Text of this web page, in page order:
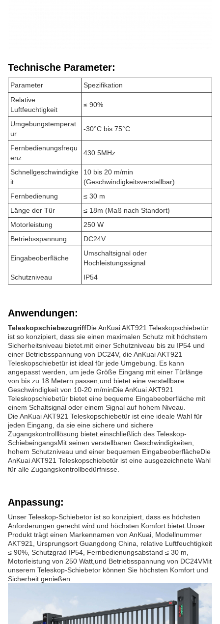
Technische Parameter:
Parameter
Spezifikation
Relative
Luftfeuchtigkeit
≤ 90%
Umgebungstemperat
ur
-30°C bis 75°C
Fernbedienungsfrequ
enz
430.5MHz
Schnellgeschwindigke
it
10 bis 20 m/min
(Geschwindigkeitsverstellbar)
Fernbedienung
≤ 30 m
Länge der Tür
≤ 18m (Maß nach Standort)
Motorleistung
250 W
Betriebsspannung
DC24V
Eingabeoberfläche
Umschaltsignal oder
Hochleistungssignal
Schutzniveau
IP54
Anwendungen:
TeleskopschiebezugriffDie AnKuai AKT921 Teleskopschiebetür
ist so konzipiert, dass sie einen maximalen Schutz mit höchstem
Sicherheitsniveau bietet.mit einer Schutzniveau bis zu IP54 und
einer Betriebsspannung von DC24V, die AnKuai AKT921
Teleskopschiebetür ist ideal für jede Umgebung. Es kann
angepasst werden, um jede Größe Eingang mit einer Türlänge
von bis zu 18 Metern passen,und bietet eine verstellbare
Geschwindigkeit von 10-20 m/minDie AnKuai AKT921
Teleskopschiebetür bietet eine bequeme Eingabeoberfläche mit
einem Schaltsignal oder einem Signal auf hohem Niveau.
Die AnKuai AKT921 Teleskopschiebetür ist eine ideale Wahl für
jeden Eingang, da sie eine sichere und sichere
Zugangskontrolllösung bietet.einschließlich des Teleskop-
SchiebeingangsMit seinen verstellbaren Geschwindigkeiten,
hohem Schutzniveau und einer bequemen EingabeoberflächeDie
AnKuai AKT921 Teleskopschiebetür ist eine ausgezeichnete Wahl
für alle Zugangskontrollbedürfnisse.
Anpassung:
Unser Teleskop-Schiebetor ist so konzipiert, dass es höchsten
Anforderungen gerecht wird und höchsten Komfort bietet.Unser
Produkt trägt einen Markennamen von AnKuai, Modellnummer
AKT921, Ursprungsort Guangdong China, relative Luftfeuchtigkeit
≤ 90%, Schutzgrad IP54, Fernbedienungsabstand ≤ 30 m,
Motorleistung von 250 Watt,und Betriebsspannung von DC24VMit
unserem Teleskop-Schiebetor können Sie höchsten Komfort und
Sicherheit genießen.